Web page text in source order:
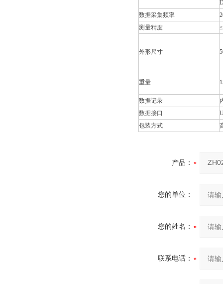
数据采集频率
测量精度
外形尺寸
重量
数据记录
数据接口
包装方式
产品：
您的单位：
您的姓名：
联系电话：